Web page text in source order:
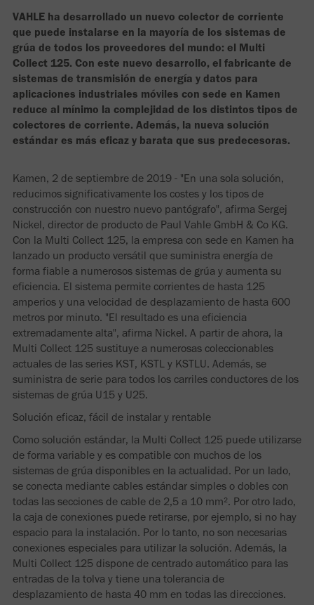
VAHLE ha desarrollado un nuevo colector de corriente
que puede instalarse en la mayoría de los sistemas de
grúa de todos los proveedores del mundo: el Multi
Collect 125. Con este nuevo desarrollo, el fabricante de
sistemas de transmisión de energía y datos para
aplicaciones industriales móviles con sede en Kamen
reduce al mínimo la complejidad de los distintos tipos de
colectores de corriente. Además, la nueva solución
estándar es más eficaz y barata que sus predecesoras.
Kamen, 2 de septiembre de 2019 - "En una sola solución,
reducimos significativamente los costes y los tipos de
construcción con nuestro nuevo pantógrafo", afirma Sergej
Nickel, director de producto de Paul Vahle GmbH & Co KG.
Con la Multi Collect 125, la empresa con sede en Kamen ha
lanzado un producto versátil que suministra energía de
forma fiable a numerosos sistemas de grúa y aumenta su
eficiencia. El sistema permite corrientes de hasta 125
amperios y una velocidad de desplazamiento de hasta 600
metros por minuto. "El resultado es una eficiencia
extremadamente alta", afirma Nickel. A partir de ahora, la
Multi Collect 125 sustituye a numerosas coleccionables
actuales de las series KST, KSTL y KSTLU. Además, se
suministra de serie para todos los carriles conductores de los
sistemas de grúa U15 y U25.
Solución eficaz, fácil de instalar y rentable
Como solución estándar, la Multi Collect 125 puede utilizarse
de forma variable y es compatible con muchos de los
sistemas de grúa disponibles en la actualidad. Por un lado,
se conecta mediante cables estándar simples o dobles con
todas las secciones de cable de 2,5 a 10 mm². Por otro lado,
la caja de conexiones puede retirarse, por ejemplo, si no hay
espacio para la instalación. Por lo tanto, no son necesarias
conexiones especiales para utilizar la solución. Además, la
Multi Collect 125 dispone de centrado automático para las
entradas de la tolva y tiene una tolerancia de
desplazamiento de hasta 40 mm en todas las direcciones.